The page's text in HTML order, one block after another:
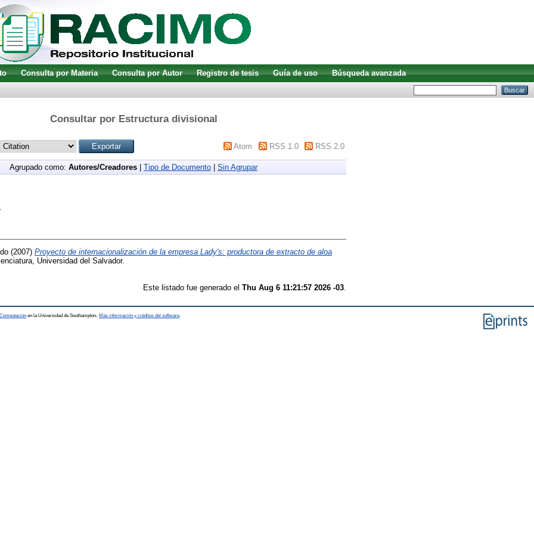
Consulta por Materia Consulta por Autor Registro de tesis Guía de uso
Búsqueda avanzada
Consultar por Estructura divisional
Atom RSS 1.0 RSS 2.0
Agrupado como: Autores/Creadores Tipo de Documento Sin Agrupar
(2007) Proyecto de internacionalización de la empresa Lady's: productora de extracto de aloa
Universidad del Salvador.
Este listado fue generado el Thu Aug 6 11:21:57 2026 -03
en la Universidad de Southampton- Más información y créditos del software